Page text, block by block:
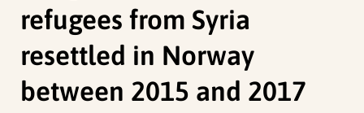
refugees from Syria
resettled in Norway
between 2015 and 2017